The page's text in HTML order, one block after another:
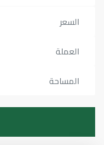
السعر
العملة
المساحة